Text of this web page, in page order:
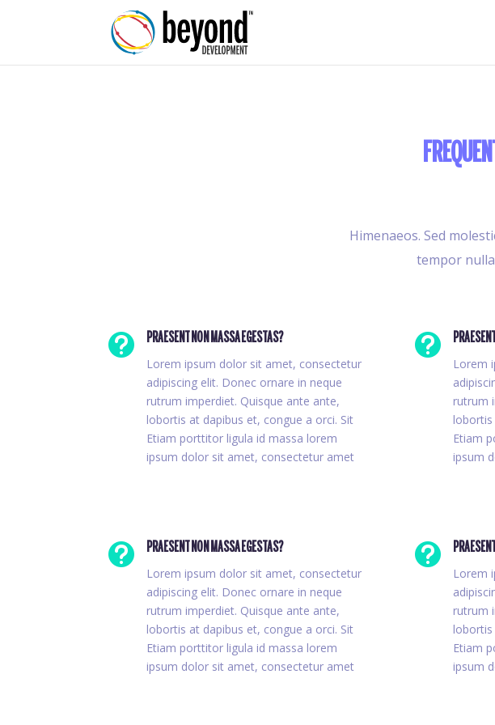
Himenaeos. Sed
tempor
 PRAESENT NON MASSA EGESTAS?
Lorem ipsum dolor sit amet, consectetur
adipiscing elit. Donec ornare in neque
rutrum imperdiet. Quisque ante ante,
lobortis at dapibus et, congue a orci. Sit
Etiam porttitor ligula id massa lorem
ipsum dolor sit amet, consectetur amet

Lorem
rutrum
lobortis
Etiam
ipsum
 PRAESENT NON MASSA EGESTAS?
Lorem ipsum dolor sit amet, consectetur
adipiscing elit. Donec ornare in neque
rutrum imperdiet. Quisque ante ante,
lobortis at dapibus et, congue a orci. Sit
Etiam porttitor ligula id massa lorem
ipsum dolor sit amet, consectetur amet

Lorem
rutrum
lobortis
Etiam
ipsum